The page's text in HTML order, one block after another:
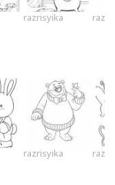
razrisyika
razrisyika